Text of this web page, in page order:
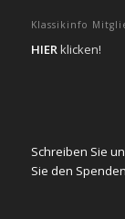
Klassikinfo
HIERklicken!
Schreiben Sie
Sie den